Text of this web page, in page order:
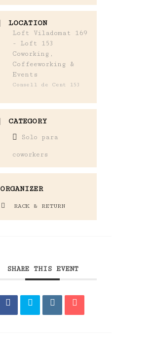
LOCATION
Loft Viladomat 169
- Loft 153
Coworking,
Coffeeworking &
Events
Consell de Cent 153
CATEGORY
Solo para
coworkers
ORGANIZER
RACK & RETURN
SHARE THIS EVENT